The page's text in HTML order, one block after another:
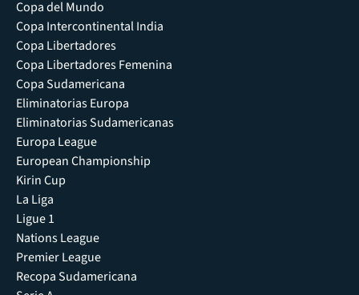
Copa del Mundo
Copa Intercontinental India
Copa Libertadores
Copa Libertadores Femenina
Copa Sudamericana
Eliminatorias Europa
Eliminatorias Sudamericanas
Europa League
European Championship
Kirin Cup
La Liga
Ligue 1
Nations League
Premier League
Recopa Sudamericana